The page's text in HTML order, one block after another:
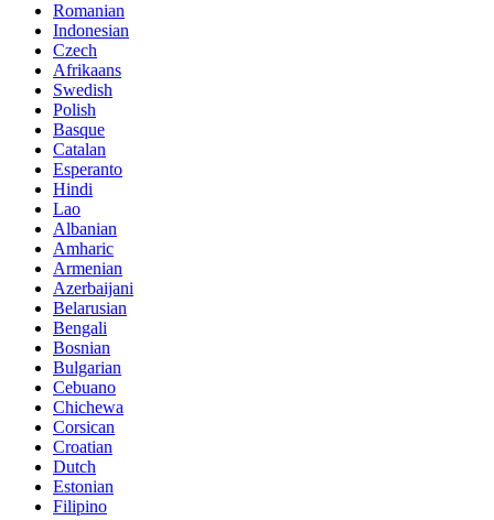
Romanian
Indonesian
Czech
Afrikaans
Swedish
Polish
Basque
Catalan
Esperanto
Hindi
Lao
Albanian
Amharic
Armenian
Azerbaijani
Belarusian
Bengali
Bosnian
Bulgarian
Cebuano
Chichewa
Corsican
Croatian
Dutch
Estonian
Filipino